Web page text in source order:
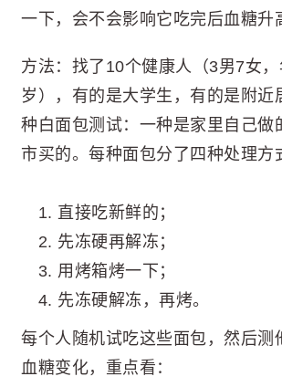
一下，会不会影响它吃完后血糖升
方法：找了10个健康人（3男7女
岁），有的是大学生，有的是附近
种白面包测试：一种是家里自己做
市买的。每种面包分了四种处理方
直接吃新鲜的；
先冻硬再解冻；
用烤箱烤一下；
先冻硬解冻，再烤。
每个人随机试吃这些面包，然后测
血糖变化，重点看：